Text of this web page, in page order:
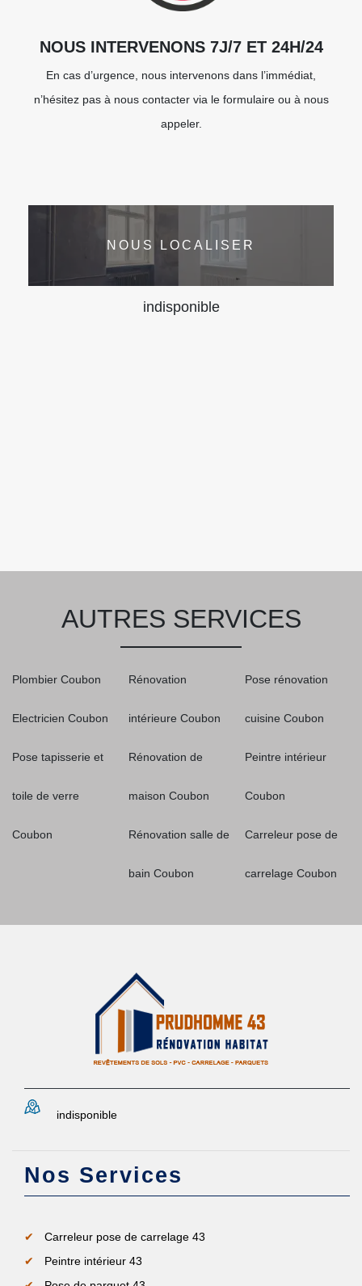
NOUS INTERVENONS 7J/7 ET 24H/24
En cas d’urgence, nous intervenons dans l’immédiat,
n’hésitez pas à nous contacter via le formulaire ou à nous
appeler.
NOUS LOCALISER
indisponible
AUTRES SERVICES
Plombier Coubon
Electricien Coubon
Pose tapisserie et
toile de verre
Coubon
Rénovation
intérieure Coubon
Rénovation de
maison Coubon
Rénovation salle de
bain Coubon
Pose rénovation
cuisine Coubon
Peintre intérieur
Coubon
Carreleur pose de
carrelage Coubon
indisponible
Nos Services
Carreleur pose de carrelage 43
Peintre intérieur 43